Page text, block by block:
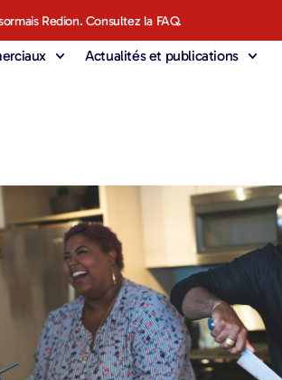
Redion. Consultez la FAQ.
Actualités et publications